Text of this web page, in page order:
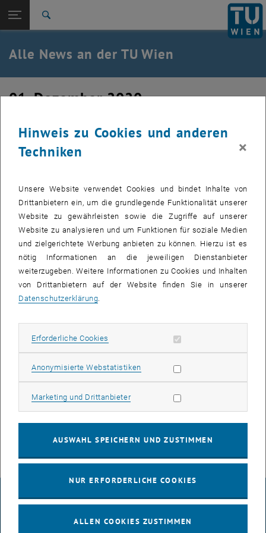
TU Login
Quicklinks
Quicklinks-Menü umschalten
Studium
Karriere
Alle News an der TU Wien
01. Dezember 2020
Willkommen Simon
Wir bergüßen Simon Jaritz in unserem Forschungsteam, der
Bild
IMPRESSUM
Hinweis zu Cookies und anderen
Techniken
×
Unsere Website verwendet Cookies und bindet Inhalte von
Drittanbietern ein, um die grundlegende Funktionalität unserer
Website zu gewährleisten sowie die Zugriffe auf unserer
Website zu analysieren und um Funktionen für soziale Medien
und zielgerichtete Werbung anbieten zu können. Hierzu ist es
nötig Informationen an die jeweiligen Dienstanbieter
weiterzugeben. Weitere Informationen zu Cookies und Inhalten
von Drittanbietern auf der Website finden Sie in unserer
Datenschutzerklärung.
Erforderliche Cookies Erforderliche Cookies zulassen
Anonymisierte WebstatistikenStatistik Cookies zulassen
Marketing und DrittanbieterMarketing Cookies zulassen
AUSWAHL SPEICHERN UND ZUSTIMMEN
NUR ERFORDERLICHE COOKIES
ALLEN COOKIES ZUSTIMMEN